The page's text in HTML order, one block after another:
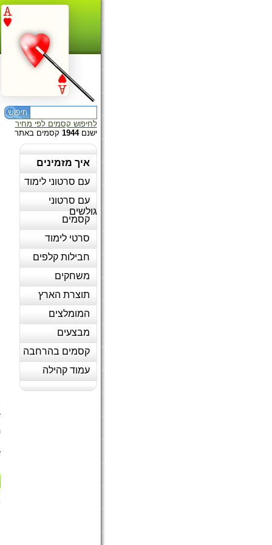
לחיפוש קסמים לפי מחיר
ישנם1944 קסמים באתר
איך מזמינים
עם סרטוני לימוד
עם סרטוני
גולשים
קסמים
סרטי לימוד
חבילות קלפים
משחקים
תוצרת הארץ
המומלצים
מבצעים
קסמים בהרחבה
עמוד קהילה